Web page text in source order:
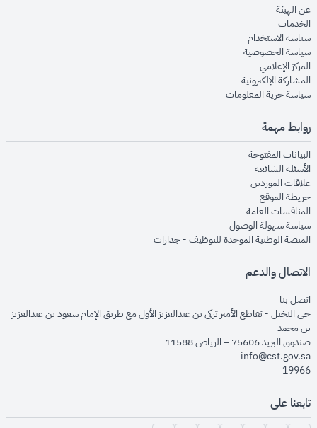
عن الهيئةopens in new window
الخدماتopens in new window
سياسة الاستخدام
سياسة الخصوصيةopens in new window
المركز الإعلاميopens in new window
المشاركة الإلكترونيةopens in new window
سياسة حرية المعلوماتopens in new window
روابط مهمة
البيانات المفتوحةopens in new window
الأسئلة الشائعةopens in new window
علاقات الموردينopens in new window
خريطة الموقعopens in new window
المنافسات العامةopens in new window
سياسة سهولة الوصولopens in new window
المنصة الوطنية الموحدة للتوظيف - جداراتopens in new window
الاتصال والدعم
اتصل بنا
حي النخيل - تقاطع الأمير تركي بن عبدالعزيز الأول مع طريق الإمام سعود بن عبدالعزيز
بن محمد
صندوق البريد 75606 – الرياض 11588
info@cst.gov.sa
19966
تابعنا على